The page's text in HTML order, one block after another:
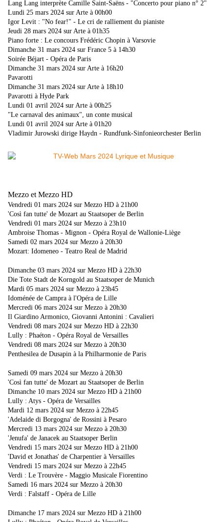
Lang Lang interprète Camille Saint-Saëns - "Concerto pour piano n° 2"
Lundi 25 mars 2024 sur Arte à 00h00
Igor Levit : "No fear!" - Le cri de ralliement du pianiste
Jeudi 28 mars 2024 sur Arte à 01h35
Piano forte : Le concours Frédéric Chopin à Varsovie
Dimanche 31 mars 2024 sur France 5 à 14h30
Soirée Béjart - Opéra de Paris
Dimanche 31 mars 2024 sur Arte à 16h20
Pavarotti
Dimanche 31 mars 2024 sur Arte à 18h10
Pavarotti à Hyde Park
Lundi 01 avril 2024 sur Arte à 00h25
"Le carnaval des animaux", un conte musical
Lundi 01 avril 2024 sur Arte à 01h20
Vladimir Jurowski dirige Haydn - Rundfunk-Sinfonieorchester Berlin
Mezzo et Mezzo HD
Vendredi 01 mars 2024 sur Mezzo HD à 21h00
'Così fan tutte' de Mozart au Staatsoper de Berlin
Vendredi 01 mars 2024 sur Mezzo à 23h10
Ambroise Thomas - Mignon - Opéra Royal de Wallonie-Liège
Samedi 02 mars 2024 sur Mezzo à 20h30
Mozart: Idomeneo - Teatro Real de Madrid
Dimanche 03 mars 2024 sur Mezzo HD à 22h30
Die Tote Stadt de Korngold au Staatsoper de Munich
Mardi 05 mars 2024 sur Mezzo à 23h45
Idoménée de Campra à l'Opéra de Lille
Mercredi 06 mars 2024 sur Mezzo à 20h30
Il Giardino Armonico, Giovanni Antonini : Cavalieri
Vendredi 08 mars 2024 sur Mezzo HD à 22h30
Lully : Phaéton - Opéra Royal de Versailles
Vendredi 08 mars 2024 sur Mezzo à 20h30
Penthesilea de Dusapin à la Philharmonie de Paris
Samedi 09 mars 2024 sur Mezzo à 20h30
'Così fan tutte' de Mozart au Staatsoper de Berlin
Dimanche 10 mars 2024 sur Mezzo HD à 21h00
Lully : Atys - Opéra de Versailles
Mardi 12 mars 2024 sur Mezzo à 22h45
'Adelaide di Borgogna' de Rossini à Pesaro
Mercredi 13 mars 2024 sur Mezzo à 20h30
'Jenufa' de Janacek au Staatsoper Berlin
Vendredi 15 mars 2024 sur Mezzo HD à 21h00
'David et Jonathas' de Charpentier à Versailles
Vendredi 15 mars 2024 sur Mezzo à 22h45
Verdi : Le Trouvère - Maggio Musicale Fiorentino
Samedi 16 mars 2024 sur Mezzo à 20h30
Verdi : Falstaff - Opéra de Lille
Dimanche 17 mars 2024 sur Mezzo HD à 21h00